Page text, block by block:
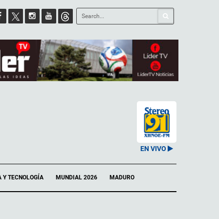
EN VIVO
Y TECNOLOGÍA MUNDIAL 2026 MADURO